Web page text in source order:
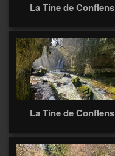
La Tine de Conflens
La Tine de Conflens